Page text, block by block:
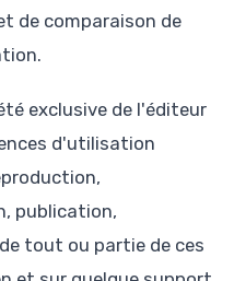
de comparaison de
exclusive de l'éditeur
d'utilisation
publication,
tout ou partie de ces